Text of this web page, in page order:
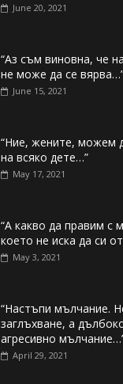
June 20, 2021
“Аз съм виновна, че
не може да се
June 15, 2021
“Ние, жените, можем
на всяко дете…”
May 17, 2021
“А какво да правим с
което не иска да си
May 3, 2021
“Настъпи мълчание.
заглъхване, а
агресивно
April 29, 2021